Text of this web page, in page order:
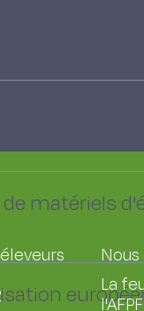
volatilisation
matériels
La
l'AFPF